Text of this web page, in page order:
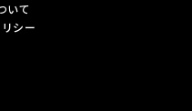
いて
シー